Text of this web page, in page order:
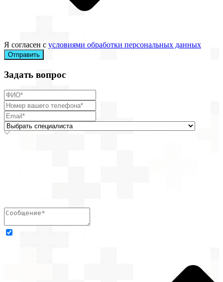
Я согласен с условиями обработки персональных данных
Отправить
Задать вопрос